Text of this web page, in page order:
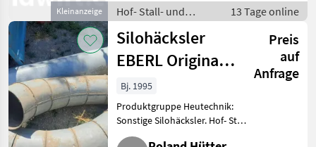
Kleinanzeige
Hof- Stall- und
Weidetechnik /
Heutechnik
13 Tage online
Silohäcksler
EBERL Original
2.500
Preis
auf
Anfrage
Bj. 1995
Produktgruppe Heutechnik:
Sonstige Silohäcksler. Hof- Stall-
und Weidetechnik Heutechnik